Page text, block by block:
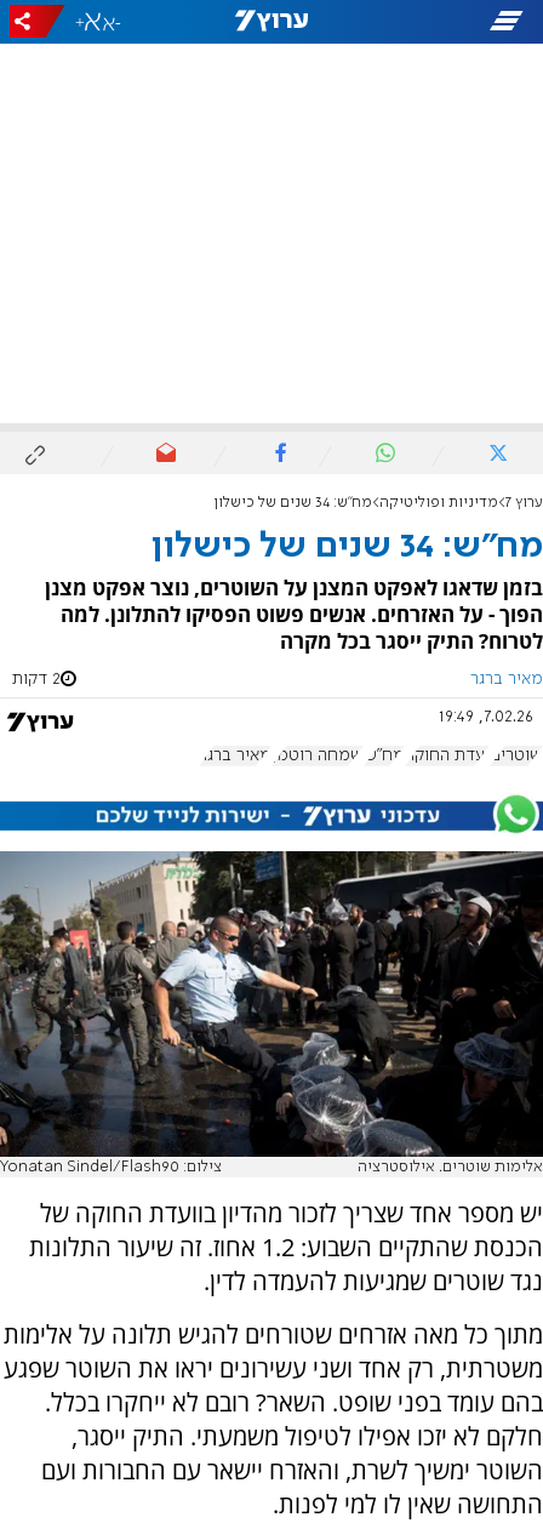
-
+
ערוץ 7 מדיניות ופוליטיקה מח"ש: 34 שנים של כישלון
מח"ש: 34 שנים של כישלון
בזמן שדאגו לאפקט המצנן על השוטרים, נוצר אפקט מצנן
הפוך - על האזרחים. אנשים פשוט הפסיקו להתלונן. למה
לטרוח? התיק ייסגר בכל מקרה
מאיר ברגר 2 דקות
7.02.26, 19:49
שוטרים ועדת החוקה מח"ש שמחה רוטמן מאיר ברגר
אלימות שוטרים. אילוסטרציה צילום: Yonatan Sindel/Flash90
יש מספר אחד שצריך לזכור מהדיון בוועדת החוקה של
הכנסת שהתקיים השבוע: 1.2 אחוז. זה שיעור התלונות
נגד שוטרים שמגיעות להעמדה לדין.
מתוך כל מאה אזרחים שטורחים להגיש תלונה על אלימות
משטרתית, רק אחד ושני עשירונים יראו את השוטר שפגע
בהם עומד בפני שופט. השאר? רובם לא ייחקרו בכלל.
חלקם לא יזכו אפילו לטיפול משמעתי. התיק ייסגר,
השוטר ימשיך לשרת, והאזרח יישאר עם החבורות ועם
התחושה שאין לו למי לפנות.